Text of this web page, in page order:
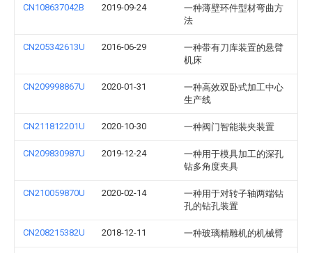
CN108637042B 2019-09-24
一种薄壁环件型材弯曲方
法
CN205342613U 2016-06-29
一种带有刀库装置的悬臂
机床
CN209998867U 2020-01-31
一种高效双卧式加工中心
生产线
CN211812201U 2020-10-30 一种阀门智能装夹装置
CN209830987U 2019-12-24
一种用于模具加工的深孔
钻多角度夹具
CN210059870U 2020-02-14
一种用于对转子轴两端钻
孔的钻孔装置
CN208215382U 2018-12-11 一种玻璃精雕机的机械臂